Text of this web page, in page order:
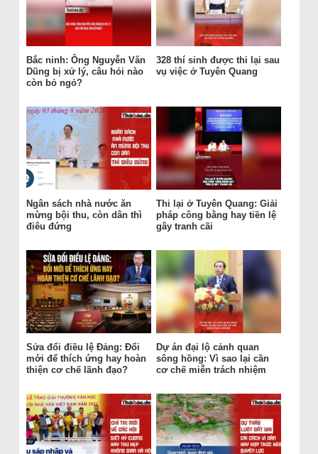
Bắc ninh: Ông Nguyễn Văn
Dũng bị xử lý, câu hỏi nào
còn bỏ ngỏ?
328 thí sinh được thi lại sau
vụ việc ở Tuyên Quang
Ngân sách nhà nước ăn
mừng bội thu, còn dân thì
điêu đứng
Thi lại ở Tuyên Quang: Giải
pháp công bằng hay tiền lệ
gây tranh cãi
Sửa đổi điều lệ Đảng: Đổi
mới để thích ứng hay hoàn
thiện cơ chế lãnh đạo?
Dự án đại lộ cảnh quan
sông hồng: Vì sao lại cần
cơ chế miễn trách nhiệm